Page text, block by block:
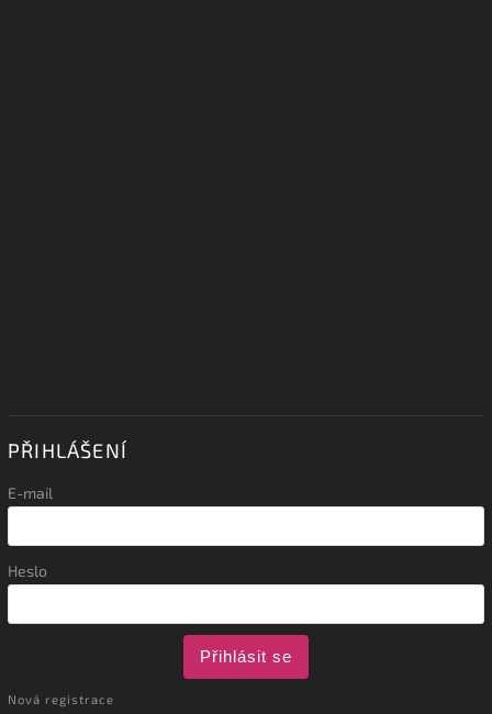
PŘIHLÁŠENÍ
E-mail
Heslo
Přihlásit se
Nová registrace